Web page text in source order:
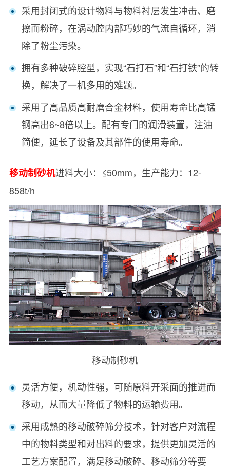
采用封闭式的设计物料与物料衬层发生冲击、磨
擦而粉碎，在涡动腔内部巧妙的气流自循环，消
除了粉尘污染。
拥有多种破碎腔型，实现“石打石”和“石打铁”的转
换，解决了一机多用的难题。
采用了高品质高耐磨合金材料，使用寿命比高锰
钢高出6~8倍以上。配有专门的润滑装置，注油
简便，延长了设备及其部件的使用寿命。
移动制砂机进料大小：≤50mm，生产能力：12-
858t/h
移动制砂机
灵活方便，机动性强，可随原料开采面的推进而
移动，从而大量降低了物料的运输费用。
采用成熟的移动破碎筛分技术，针对客户对流程
中的物料类型和对出料的要求，提供更加灵活的
工艺方案配置，满足移动破碎、移动筛分等要